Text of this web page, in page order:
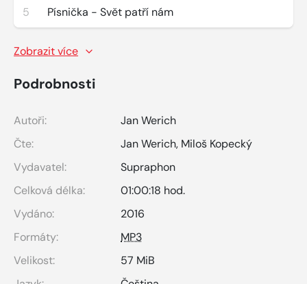
5 Písnička - Svět patří nám
Zobrazit více
Podrobnosti
Autoři:
Jan Werich
Čte:
Jan Werich, Miloš Kopecký
Vydavatel:
Supraphon
Celková délka:
01:00:18 hod.
Vydáno:
2016
Formáty:
MP3
Velikost:
57 MiB